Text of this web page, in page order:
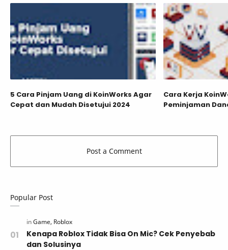
5 Cara Pinjam Uang di KoinWorks Agar
Cepat dan Mudah Disetujui 2024
Cara Kerja
Peminjaman
Popular Post
Kenapa Roblox Tidak Bisa On Mic? Cek Penyebab
dan Solusinya